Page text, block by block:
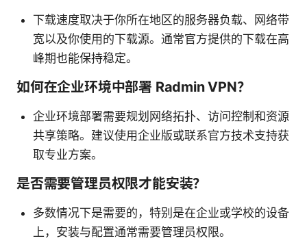
下载速度取决于你所在地区的服务器负载、网络带
宽以及你使用的下载源。通常官方提供的下载在高
峰期也能保持稳定。
如何在企业环境中部署 Radmin VPN？
企业环境部署需要规划网络拓扑、访问控制和资源
共享策略。建议使用企业版或联系官方技术支持获
取专业方案。
是否需要管理员权限才能安装？
多数情况下是需要的，特别是在企业或学校的设备
上，安装与配置通常需要管理员权限。